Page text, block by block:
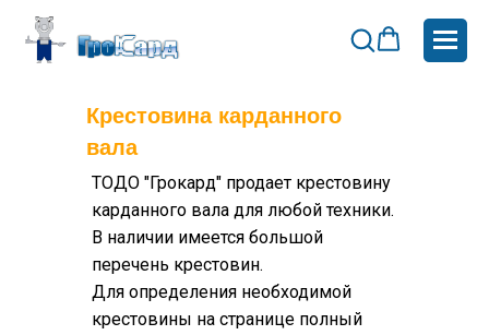
Крестовина карданного
вала
ТОДО "Грокард" продает крестовину
карданного вала для любой техники.
В наличии имеется большой
перечень крестовин.
Для определения необходимой
крестовины на странице полный